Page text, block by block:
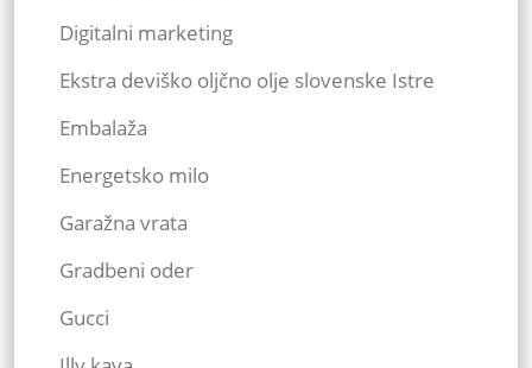
Digitalni marketing
Ekstra deviško oljčno olje slovenske Istre
Embalaža
Energetsko milo
Garažna vrata
Gradbeni oder
Gucci